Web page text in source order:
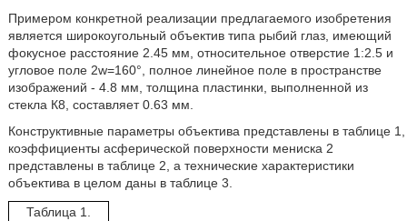
Примером конкретной реализации предлагаемого изобретения
является широкоугольный объектив типа рыбий глаз, имеющий
фокусное расстояние 2.45 мм, относительное отверстие 1:2.5 и
угловое поле 2w=160°, полное линейное поле в пространстве
изображений - 4.8 мм, толщина пластинки, выполненной из
стекла К8, составляет 0.63 мм.
Конструктивные параметры объектива представлены в таблице 1,
коэффициенты асферической поверхности мениска 2
представлены в таблице 2, а технические характеристики
объектива в целом даны в таблице 3.
Таблица 1.